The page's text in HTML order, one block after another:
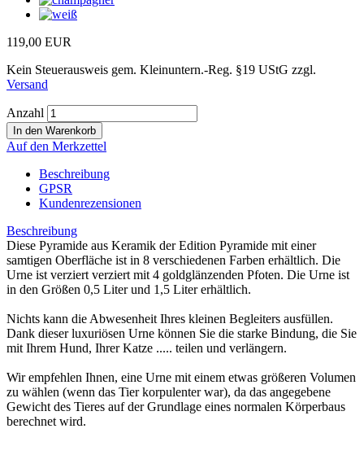
119,00 EUR
Kein Steuerausweis gem. Kleinuntern.-Reg. §19 UStG zzgl.
Versand
Anzahl
Auf den Merkzettel
Beschreibung
GPSR
Kundenrezensionen
Beschreibung
Diese Pyramide aus Keramik der Edition Pyramide mit einer
samtigen Oberfläche ist in 8 verschiedenen Farben erhältlich. Die
Urne ist verziert verziert mit 4 goldglänzenden Pfoten. Die Urne ist
in den Größen 0,5 Liter und 1,5 Liter erhältlich.
Nichts kann die Abwesenheit Ihres kleinen Begleiters ausfüllen.
Dank dieser luxuriösen Urne können Sie die starke Bindung, die Sie
mit Ihrem Hund, Ihrer Katze ..... teilen und verlängern.
Wir empfehlen Ihnen, eine Urne mit einem etwas größeren Volumen
zu wählen (wenn das Tier korpulenter war), da das angegebene
Gewicht des Tieres auf der Grundlage eines normalen Körperbaus
berechnet wird.